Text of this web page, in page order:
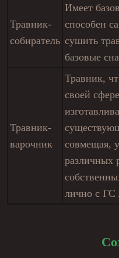
Травник-
собиратель
Имеет
способен
сушить
базовые
Травник-
варочник
Травник,
своей
совмещая,
различных
лично с ГС